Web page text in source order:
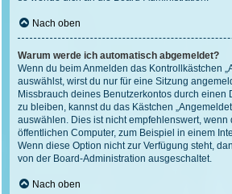
Nach oben
Warum werde ich automatisch abgemeldet?
Wenn du beim Anmelden das Kontrollkästchen
auswählst, wirst du nur für eine Sitzung
Missbrauch deines Benutzerkontos durch einen
zu bleiben, kannst du das Kästchen
auswählen. Dies ist nicht empfehlenswert, wenn
öffentlichen Computer, zum Beispiel in einem
Wenn diese Option nicht zur Verfügung steht,
von der Board-Administration ausgeschaltet.
Nach oben